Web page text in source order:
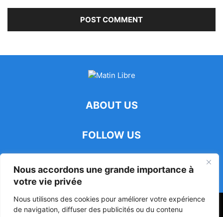
Nous accordons une grande importance à
votre vie privée
Nous utilisons des cookies pour améliorer votre expérience
de navigation, diffuser des publicités ou du contenu
ABOUT US
FOLLOW US
47ᵉ Assemblée Mondiale sur la Protection de la Vie Privée: Me